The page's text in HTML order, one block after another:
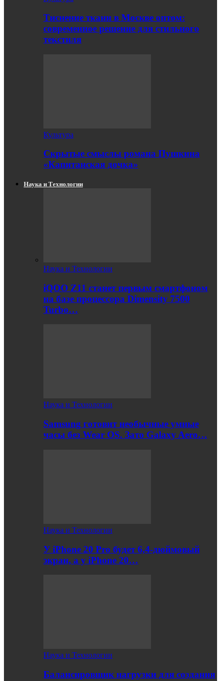
Тиснение ткани в Москве оптом:
современное решение для стильного
текстиля
Культура
Скрытые смыслы романа Пушкина
«Капитанская дочка»
Наука и Технологии
Наука и Технологии
iQOO Z11 станет первым смартфоном
на базе процессора Dimensity 7500
Turbo…
Наука и Технологии
Samsung готовит необычные умные
часы без Wear OS. Зато Galaxy Aero…
Наука и Технологии
У iPhone 20 Pro будет 6,4-дюймовый
экран, а у iPhone 20…
Наука и Технологии
Балансировщик нагрузки для создания